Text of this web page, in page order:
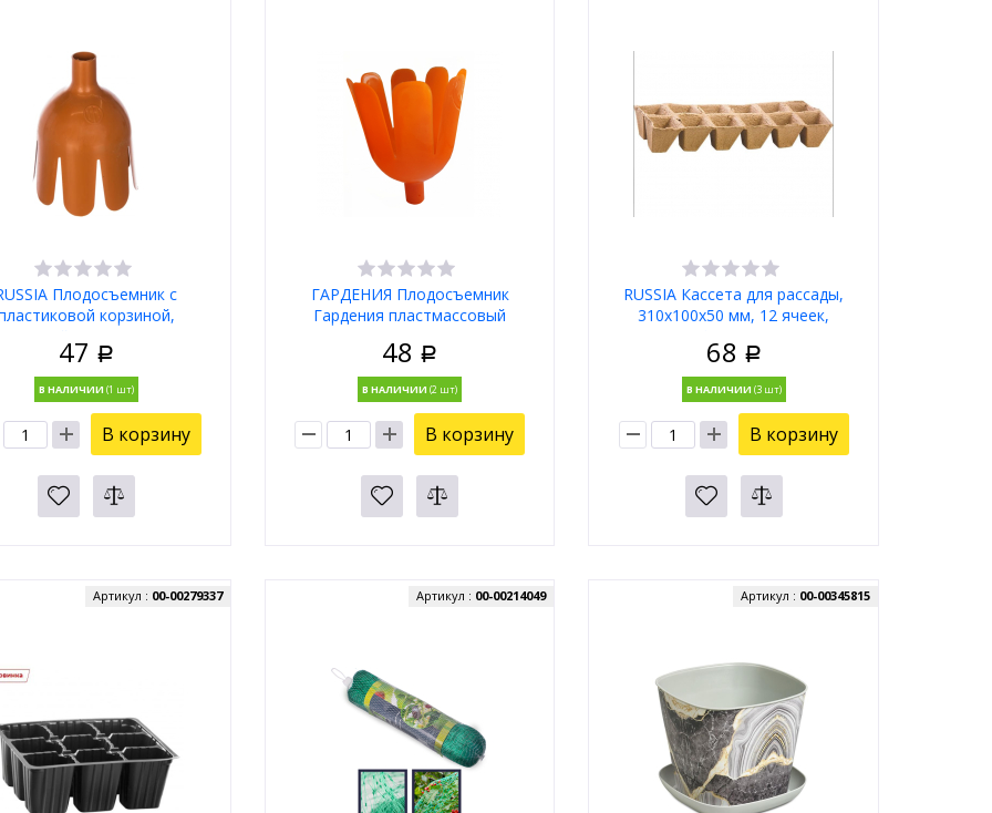
Плодосъемник с
корзиной,
47 Р
В НАЛИЧИИ
В корзину
ГАРДЕНИЯ Плодосъемник
Гардения пластмассовый
48 Р
В НАЛИЧИИ
В корзину
RUSSIA Кассета для рассады,
310х100х50 мм, 12 ячеек,
68 Р
В НАЛИЧИИ
В корзину
Артикул : 00-00279337 Артикул : 00-00214049 Артикул : 00-00345815